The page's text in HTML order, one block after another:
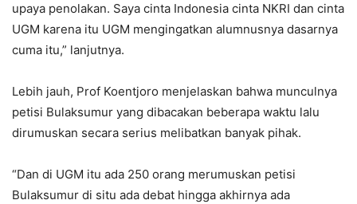
upaya penolakan. Saya cinta Indonesia cinta NKRI dan cinta
UGM karena itu UGM mengingatkan alumnusnya dasarnya
cuma itu,” lanjutnya.
Lebih jauh, Prof Koentjoro menjelaskan bahwa munculnya
petisi Bulaksumur yang dibacakan beberapa waktu lalu
dirumuskan secara serius melibatkan banyak pihak.
“Dan di UGM itu ada 250 orang merumuskan petisi
Bulaksumur di situ ada debat hingga akhirnya ada